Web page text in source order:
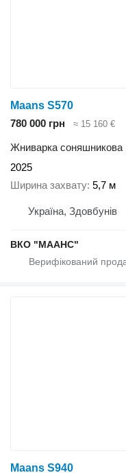
Maans S570
780 000 грн
≈ 15 160 €
Жниварка соняшникова
2025
Ширина захвату 5,7 м
Україна, Здовбунів
ВКО "МААНС"
Maans S940